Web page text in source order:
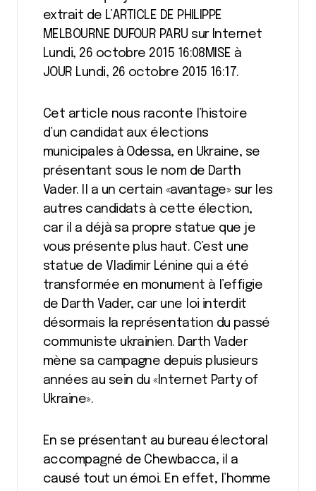
extrait de L’ARTICLE DE PHILIPPE
MELBOURNE DUFOUR PARU sur Internet
Lundi, 26 octobre 2015 16:08MISE à
JOUR Lundi, 26 octobre 2015 16:17.
Cet article nous raconte l’histoire
d’un candidat aux élections
municipales à Odessa, en Ukraine, se
présentant sous le nom de Darth
Vader. Il a un certain «avantage» sur les
autres candidats à cette élection,
car il a déjà sa propre statue que je
vous présente plus haut. C’est une
statue de Vladimir Lénine qui a été
transformée en monument à l’effigie
de Darth Vader, car une loi interdit
désormais la représentation du passé
communiste ukrainien. Darth Vader
mène sa campagne depuis plusieurs
années au sein du «Internet Party of
Ukraine».
En se présentant au bureau électoral
accompagné de Chewbacca, il a
causé tout un émoi. En effet, l’homme